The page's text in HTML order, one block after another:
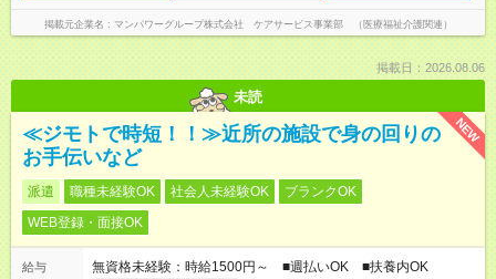
掲載元企業名 マンパワーグループ株式会社 ケアサービス事業部 （医療福祉介護関連）
掲載日：2026.08.06
未読
NEW
≪ジモトで時短！！≫近所の施設で身の回りの
お手伝いなど
派遣 職種未経験OK 社会人未経験OK
ブランクOK
WEB登録・面接OK
給与
無資格未経験：時給1500円～ ■週払いOK ■扶養内OK